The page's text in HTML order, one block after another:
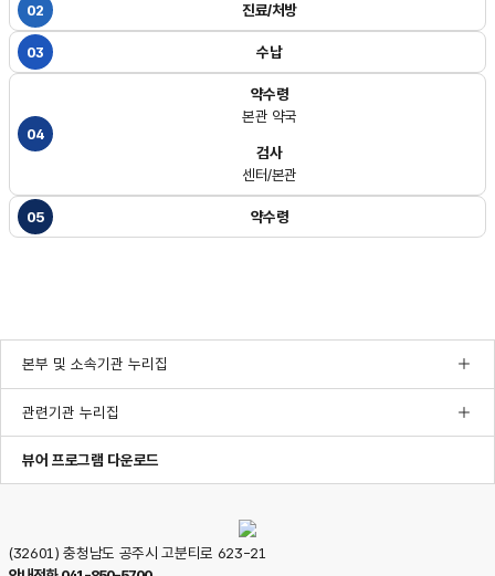
02 진료/처방
03 수납
04
약수령
본관 약국
검사
센터/본관
05 약수령
본부 및 소속기관 누리집
관련기관 누리집
뷰어 프로그램 다운로드
(32601) 충청남도 공주시 고분티로 623-21